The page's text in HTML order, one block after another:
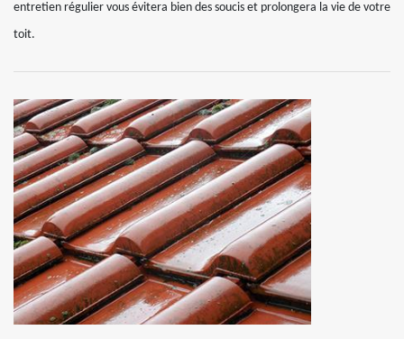
entretien régulier vous évitera bien des soucis et prolongera la vie de votre
toit.